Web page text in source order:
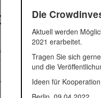
Bäketal
Die
Aktuell werden
2021 erarbeitet.
Tragen Sie sich
und die
Ideen für